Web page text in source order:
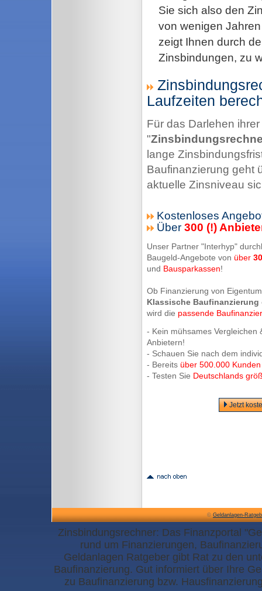
Laufzeiten
Für das Darlehen
"
lange
Baufinanzierung geht
aktuelle Zinsniveau
Kostenloses
Über 300 (!)
Unser Partner "Interhyp"
Baugeld-Angebote von über
und Bausparkassen!
Ob Finanzierung von
Klassische Baufinanzierung
wird die passende
- Kein mühsames Vergleichen
Anbietern!
- Schauen Sie nach dem
- Bereits über 500.000 Kunden
- Testen Sie Deutschlands
Jetzt
©Geldanlagen-
Zinsbindungsrechner: Das Finanzportal
rund um Finanzierungen,
Geldanlagen Ratgeber gibt Rat zu den
Baufinanzierung. Gut informiert über Ihre
zu Baufinanzierung bzw.